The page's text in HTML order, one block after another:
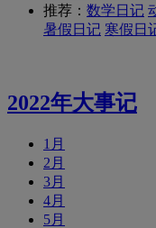
推荐： 数学日记
暑假日记 寒假日
2022年大事记
1月
2月
3月
4月
5月